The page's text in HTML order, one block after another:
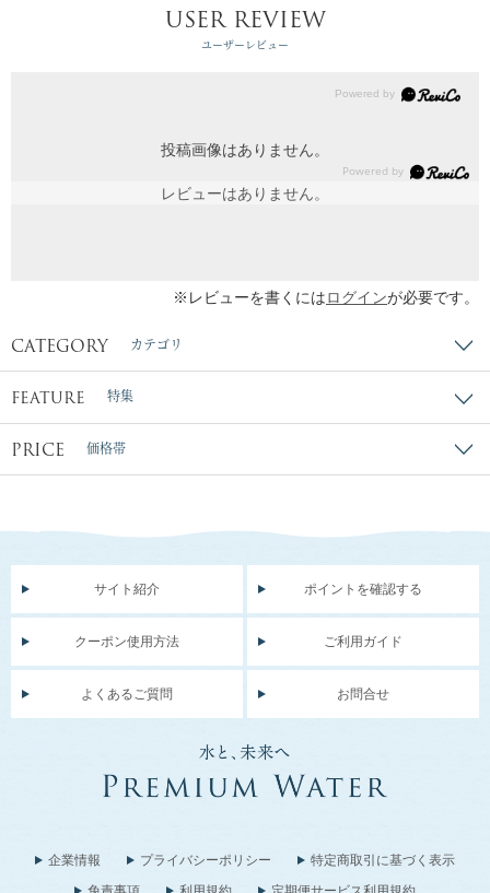
USER REVIEW
ユーザーレビュー
投稿画像はありません。
レビューはありません。
※レビューを書くにはログインが必要です。
CATEGORY カテゴリ
FEATURE 特集
PRICE 価格帯
サイト紹介 ポイントを確認する
クーポン使用方法 ご利用ガイド
よくあるご質問 お問合せ
企業情報 プライバシーポリシー
特定商取引に基づく表示